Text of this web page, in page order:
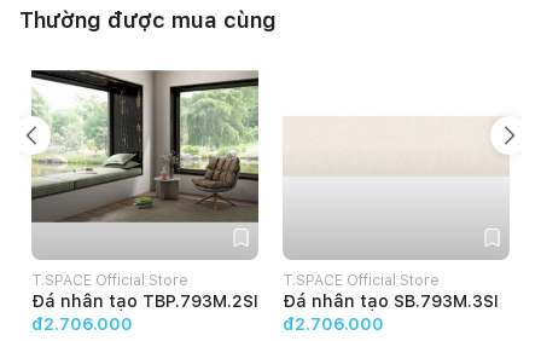
Thường được mua cùng
T.SPACE Official Store
Đá nhân tạo TBP.793M.2SI
đ2.706.000
T.SPACE Official Store
Đá nhân tạo SB.793M.3SI
đ2.706.000